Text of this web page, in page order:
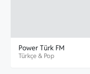
Power Türk FM
Türkçe& Pop